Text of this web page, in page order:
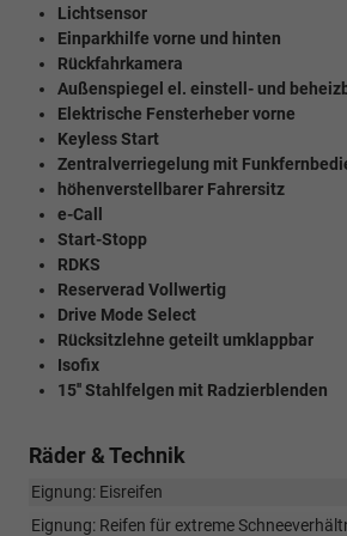
Lichtsensor
Einparkhilfe vorne und hinten
Rückfahrkamera
Außenspiegel el. einstell- und
Elektrische Fensterheber vorne
Keyless Start
Zentralverriegelung mit
höhenverstellbarer Fahrersitz
e-Call
Start-Stopp
RDKS
Reserverad Vollwertig
Drive Mode Select
Rücksitzlehne geteilt umklappbar
Isofix
15'' Stahlfelgen mit Radzierblenden
Räder & Technik
Eignung: Eisreifen
Eignung: Reifen für extreme